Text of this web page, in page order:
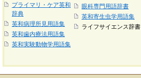
プライマリ・ケア英和
辞典
英和病理所見用語集
英和歯内療法用語集
英和実験動物学用語集
眼科専門用語辞書
英和寄生虫学用語集
ライフサイエンス辞書